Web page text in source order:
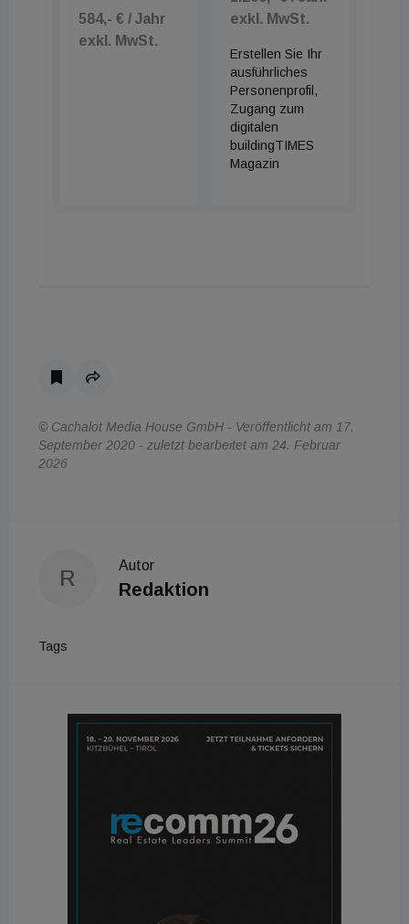
584,- € / Jahr
exkl. MwSt.
exkl. MwSt.
Erstellen Sie Ihr
ausführliches
Personenprofil,
Zugang zum
digitalen
buildingTIMES
Magazin
© Cachalot Media House GmbH - Veröffentlicht am 17.
September 2020 - zuletzt bearbeitet am 24. Februar
2026
R
Autor
Redaktion
Tags